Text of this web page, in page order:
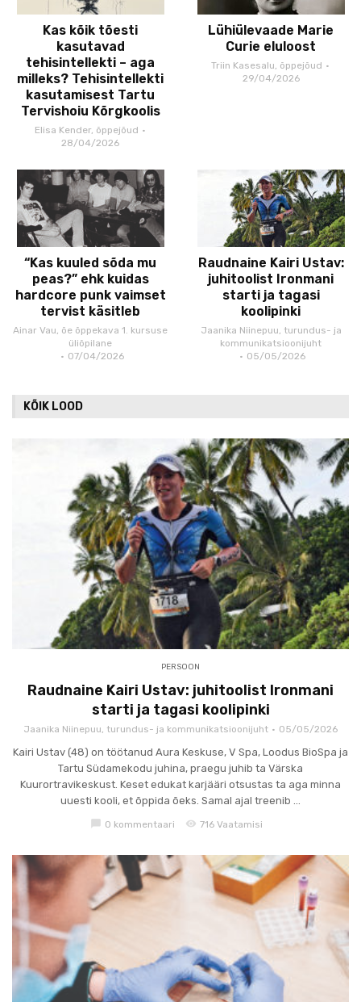
Kas kõik tõesti
kasutavad
tehisintellekti – aga
milleks? Tehisintellekti
kasutamisest Tartu
Tervishoiu Kõrgkoolis
Elisa Kender, õppejõud
28/04/2026
Lühiülevaade Marie
Curie eluloost
Triin Kasesalu, õppejõud
29/04/2026
“Kas kuuled sõda mu
peas?” ehk kuidas
hardcore punk vaimset
tervist käsitleb
Ainar Vau, õe õppekava 1. kursuse
üliõpilane
07/04/2026
Raudnaine Kairi Ustav:
juhitoolist Ironmani
starti ja tagasi
koolipinki
Jaanika Niinepuu, turundus- ja
kommunikatsioonijuht
05/05/2026
KÕIK LOOD
PERSOON
Raudnaine Kairi Ustav: juhitoolist Ironmani
starti ja tagasi koolipinki
Jaanika Niinepuu, turundus- ja kommunikatsioonijuht 05/05/2026
Kairi Ustav (48) on töötanud Aura Keskuse, V Spa, Loodus BioSpa ja
Tartu Südamekodu juhina, praegu juhib ta Värska
Kuurortravikeskust. Keset edukat karjääri otsustas ta aga minna
uuesti kooli, et õppida õeks. Samal ajal treenib ...
0 kommentaari visibility 716 Vaatamisi